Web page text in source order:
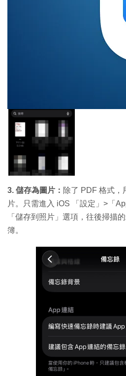
3. 儲存為圖片： 除了 PDF 格式，
片。只需進入 iOS 「設定」>「
「儲存到照片」選項，往後掃描
簿。